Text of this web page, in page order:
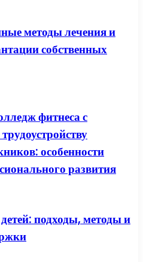
методы лечения и
собственных
фитнеса с
особенности
развития
подходы, методы и